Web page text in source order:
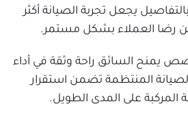
يجعل تجربة الصيانة أكثر
رضا العملاء بشكل مستمر.
يمنح السائق راحة وثقة في أداء
المنتظمة تضمن استقرار
المركبة على المدى الطويل.